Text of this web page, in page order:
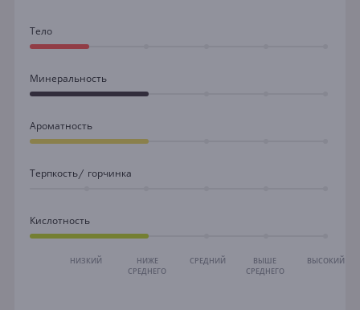
Тело
Минеральность
Ароматность
Терпкость/ горчинка
Кислотность
НИЗКИЙ
НИЖЕ
СРЕДНЕГО
СРЕДНИЙ
ВЫШЕ
СРЕДНЕГО
ВЫСОКИЙ